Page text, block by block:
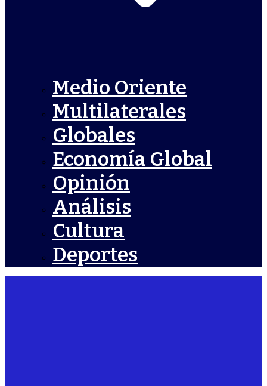
Medio Oriente
Multilaterales
Globales
Economía Global
Opinión
Análisis
Cultura
Deportes